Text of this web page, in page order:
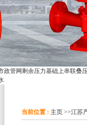
管网剩余压力基础上串联
当前位置 : 主页 >>江苏